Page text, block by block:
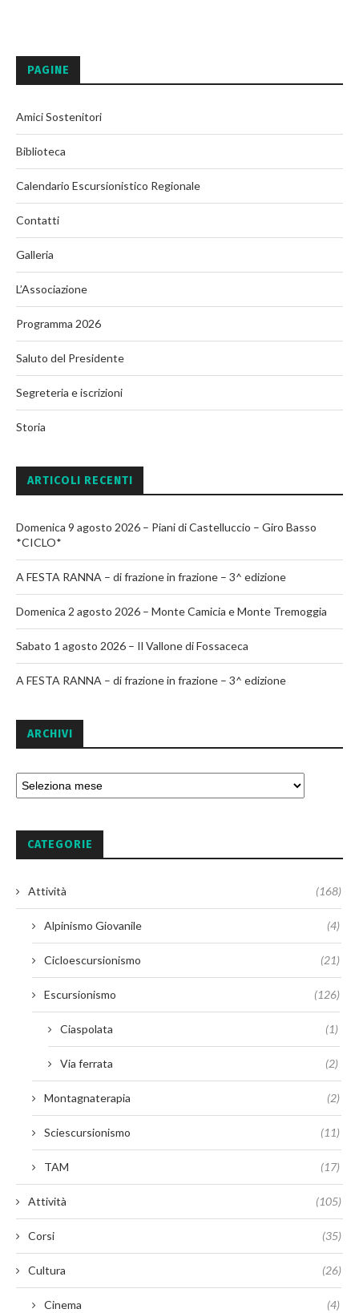
PAGINE
Amici Sostenitori
Biblioteca
Calendario Escursionistico Regionale
Contatti
Galleria
L’Associazione
Programma 2026
Saluto del Presidente
Segreteria e iscrizioni
Storia
ARTICOLI RECENTI
Domenica 9 agosto 2026 – Piani di Castelluccio – Giro Basso
*CICLO*
A FESTA RANNA – di frazione in frazione – 3^ edizione
Domenica 2 agosto 2026 – Monte Camicia e Monte Tremoggia
Sabato 1 agosto 2026 – Il Vallone di Fossaceca
A FESTA RANNA – di frazione in frazione – 3^ edizione
ARCHIVI
CATEGORIE
Attività (168)
Alpinismo Giovanile (4)
Cicloescursionismo (21)
Escursionismo (126)
Ciaspolata (1)
Via ferrata (2)
Montagnaterapia (2)
Sciescursionismo (11)
TAM (17)
Attività (105)
Corsi (35)
Cultura (26)
Cinema (4)